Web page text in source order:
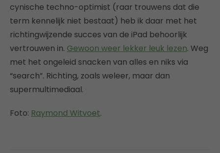
cynische techno-optimist (raar trouwens dat die
term kennelijk niet bestaat) heb ik daar met het
richtingwijzende succes van de iPad behoorlijk
vertrouwen in. Gewoon weer lekker leuk lezen. Weg
met het ongeleid snacken van alles en niks via
“search”. Richting, zoals weleer, maar dan
supermultimediaal.
Foto: Raymond Witvoet.